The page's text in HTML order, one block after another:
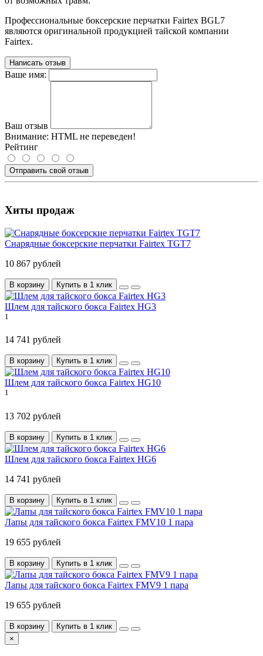
Профессиональные боксерские перчатки Fairtex BGL7
являются оригинальной продукцией тайской компании
Fairtex.
Написать отзыв
Ваше имя:
Ваш отзыв
Внимание: HTML не переведен!
Рейтинг
Отправить свой отзыв
Хиты продаж
Снарядные боксерские перчатки Fairtex TGT7
10 867 рублей
В корзину Купить в 1 клик
Шлем для тайского бокса Fairtex HG3
1
14 741 рублей
В корзину Купить в 1 клик
Шлем для тайского бокса Fairtex HG10
1
13 702 рублей
В корзину Купить в 1 клик
Шлем для тайского бокса Fairtex HG6
14 741 рублей
В корзину Купить в 1 клик
Лапы для тайского бокса Fairtex FMV10 1 пара
19 655 рублей
В корзину Купить в 1 клик
Лапы для тайского бокса Fairtex FMV9 1 пара
19 655 рублей
В корзину
Купить в 1 клик
×